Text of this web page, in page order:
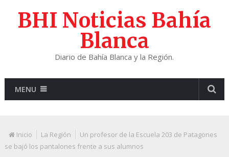
BHI Noticias Bahía
Blanca
Diario de Bahía Blanca y la Región.
MENU
Inicio La Región
Un profesor de la Escuela 203 de Patagones
se bajó los pantalones frente a sus alumnos